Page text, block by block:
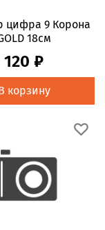
цифра 9 Корона
18см
120 ₽
корзину